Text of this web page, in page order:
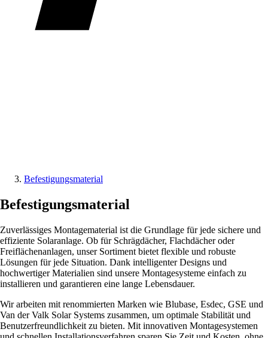
Befestigungsmaterial
Befestigungsmaterial
Zuverlässiges Montagematerial ist die Grundlage für jede sichere und
effiziente Solaranlage. Ob für Schrägdächer, Flachdächer oder
Freiflächenanlagen, unser Sortiment bietet flexible und robuste
Lösungen für jede Situation. Dank intelligenter Designs und
hochwertiger Materialien sind unsere Montagesysteme einfach zu
installieren und garantieren eine lange Lebensdauer.
Wir arbeiten mit renommierten Marken wie Blubase, Esdec, GSE und
Van der Valk Solar Systems zusammen, um optimale Stabilität und
Benutzerfreundlichkeit zu bieten. Mit innovativen Montagesystemen